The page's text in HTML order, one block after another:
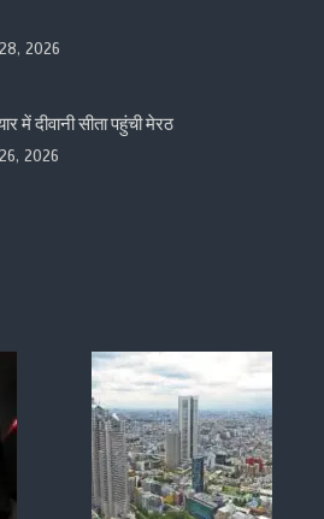
2026
में दीवानी सीता पहुंची मेरठ
2026